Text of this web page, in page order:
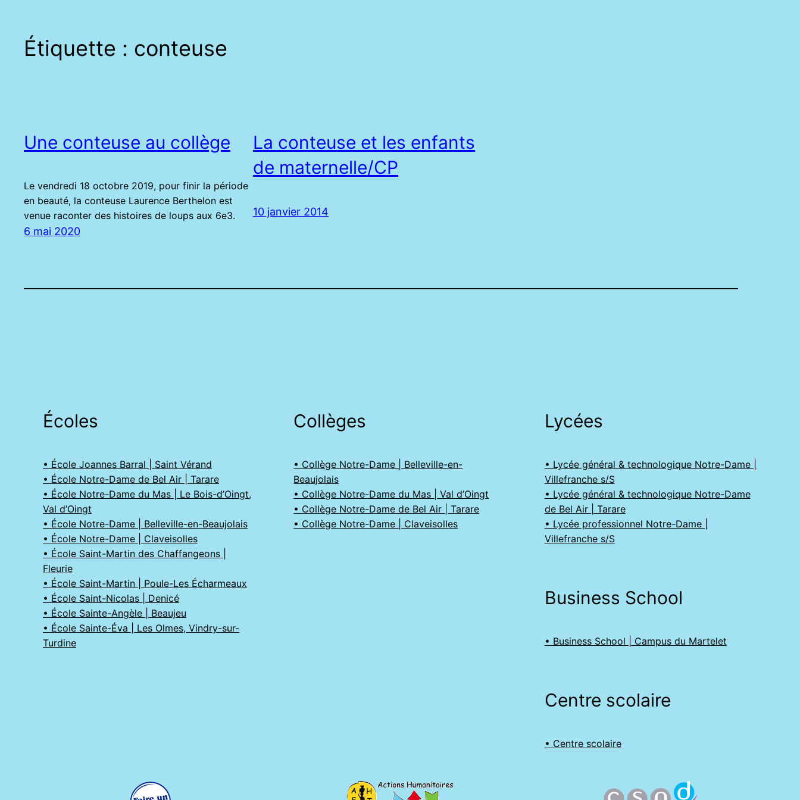
Étiquette : conteuse
Une conteuse au collège
Le vendredi 18 octobre 2019, pour finir la période
en beauté, la conteuse Laurence Berthelon est
venue raconter des histoires de loups aux 6e3.
6 mai 2020
La conteuse et les enfants
de maternelle/CP
10 janvier 2014
Écoles
• École Joannes Barral | Saint Vérand
• École Notre-Dame de Bel Air | Tarare
• École Notre-Dame du Mas | Le Bois-d’Oingt,
Val d’Oingt
• École Notre-Dame | Belleville-en-Beaujolais
• École Notre-Dame | Claveisolles
• École Saint-Martin des Chaffangeons |
Fleurie
• École Saint-Martin | Poule-Les Écharmeaux
• École Saint-Nicolas | Denicé
• École Sainte-Angèle | Beaujeu
• École Sainte-Éva | Les Olmes, Vindry-sur-
Turdine
Collèges
• Collège Notre-Dame | Belleville-en-
Beaujolais
• Collège Notre-Dame du Mas | Val d’Oingt
• Collège Notre-Dame de Bel Air | Tarare
• Collège Notre-Dame | Claveisolles
Lycées
• Lycée général & technologique Notre-Dame |
Villefranche s/S
• Lycée général & technologique Notre-Dame
de Bel Air | Tarare
• Lycée professionnel Notre-Dame |
Villefranche s/S
Business School
• Business School | Campus du Martelet
Centre scolaire
• Centre scolaire